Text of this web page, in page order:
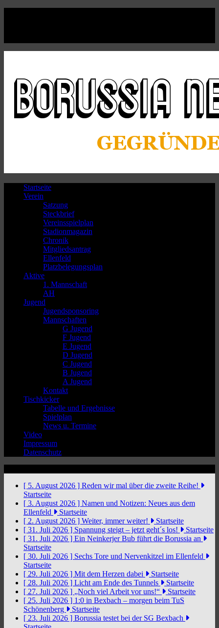
Startseite
Verein
Satzung
Steckbrief
Vereinsspielplan
Stadionmagazin
Chronik
Mitgliedsantrag
Ellenfeld
Platzbelegungsplan
Aktive
1. Mannschaft
AH
Jugend
Jugendsponsoring
Mannschaften
G Jugend
F Jugend
E Jugend
D Jugend
C Jugend
B Jugend
A Jugend
Kontakt
Tischkicker
Tabelle und Ergebnisse
Spielplan
News u. Termine
Video
Impressum
Datenschutz
[ 5. August 2026 ] Reden wir mal über die zweite Reihe!
Startseite
[ 3. August 2026 ] Namen und Notizen: Neues aus dem
Ellenfeld
Startseite
[ 2. August 2026 ] Weiter, immer weiter!
Startseite
[ 31. Juli 2026 ] Spannung steigt – jetzt geht´s los!
Startseite
[ 31. Juli 2026 ] Ein Neinkerjer Bub führt die Borussia an
Startseite
[ 30. Juli 2026 ] Sechs Tore und Nervenkitzel im Ellenfeld
Startseite
[ 29. Juli 2026 ] Mit dem Herzen dabei
Startseite
[ 28. Juli 2026 ] Licht am Ende des Tunnels
Startseite
[ 27. Juli 2026 ] „Noch viel Arbeit vor uns!“
Startseite
[ 25. Juli 2026 ] 1:0 in Bexbach – morgen beim TuS
Schönenberg
Startseite
[ 23. Juli 2026 ] Borussia testet bei der SG Bexbach